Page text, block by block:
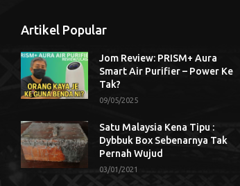
Artikel Popular
Jom Review: PRISM+ Aura
Smart Air Purifier – Power Ke
Tak?
09/05/2025
Satu Malaysia Kena Tipu :
Dybbuk Box Sebenarnya Tak
Pernah Wujud
03/01/2021